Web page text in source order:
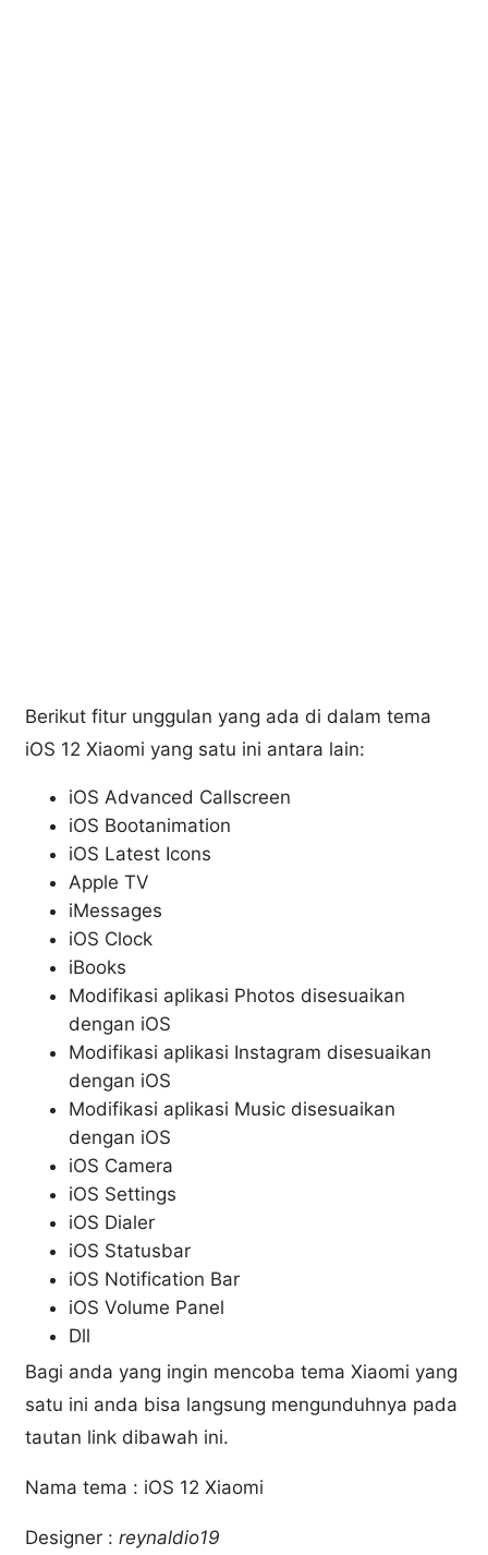
Berikut fitur unggulan yang ada di dalam tema
iOS 12 Xiaomi yang satu ini antara lain:
iOS Advanced Callscreen
iOS Bootanimation
iOS Latest Icons
Apple TV
iMessages
iOS Clock
iBooks
Modifikasi aplikasi Photos disesuaikan
dengan iOS
Modifikasi aplikasi Instagram disesuaikan
dengan iOS
Modifikasi aplikasi Music disesuaikan
dengan iOS
iOS Camera
iOS Settings
iOS Dialer
iOS Statusbar
iOS Notification Bar
iOS Volume Panel
Dll
Bagi anda yang ingin mencoba tema Xiaomi yang
satu ini anda bisa langsung mengunduhnya pada
tautan link dibawah ini.
Nama tema : iOS 12 Xiaomi
Designer :reynaldio19